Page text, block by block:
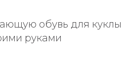
обувь для куклы
руками